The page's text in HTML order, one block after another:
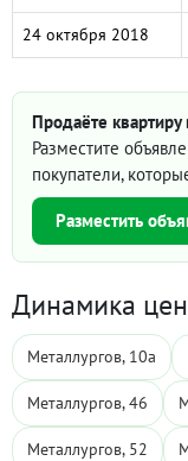
24 октября 2018
Продаёте
Разместите
покупатели,
Разместить
Динамика
Металлургов, 10а
Металлургов, 46
Металлургов, 52